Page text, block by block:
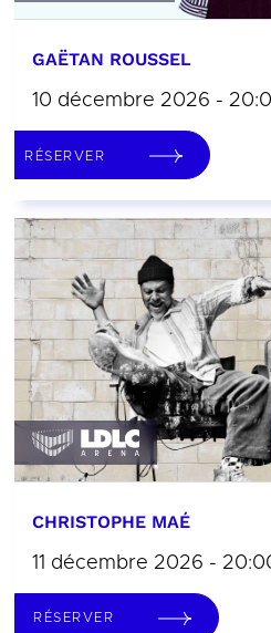
GAËTAN ROUSSEL
10 décembre 2026 -
RÉSERVER
CHRISTOPHE MAÉ
11 décembre 2026 -
RÉSERVER